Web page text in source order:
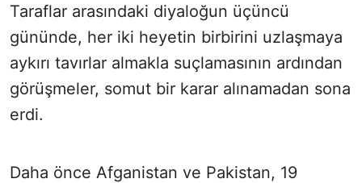
Taraflar arasındaki diyaloğun üçüncü
gününde, her iki heyetin birbirini uzlaşmaya
aykırı tavırlar almakla suçlamasının ardından
görüşmeler, somut bir karar alınamadan sona
erdi.
Daha önce Afganistan ve Pakistan, 19